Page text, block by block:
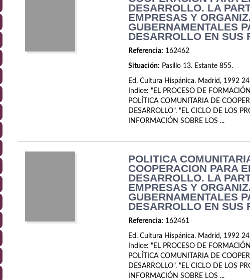
DESARROLLO. LA
EMPRESAS Y
GUBERNAMENTALES
DESARROLLO EN SUS
Referencia: 162462
Situación: Pasillo 13. Estante 855.
Ed. Cultura Hispánica. Madrid, 1992
Indice: "EL PROCESO DE
POLÍTICA COMUNITARIA DE
DESARROLLO". "EL CICLO DE LOS
INFORMACIÓN SOBRE LOS ...
POLITICA
COOPERACION PARA
DESARROLLO. LA
EMPRESAS Y
GUBERNAMENTALES
DESARROLLO EN SUS
Referencia: 162461
Ed. Cultura Hispánica. Madrid, 1992
Indice: "EL PROCESO DE
POLÍTICA COMUNITARIA DE
DESARROLLO". "EL CICLO DE LOS
INFORMACIÓN SOBRE LOS ...